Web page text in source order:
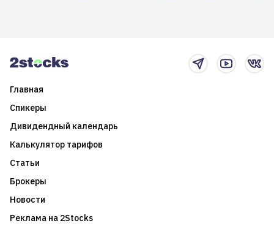
Главная
Спикеры
Дивидендный календарь
Калькулятор тарифов
Статьи
Брокеры
Новости
Реклама на 2Stocks